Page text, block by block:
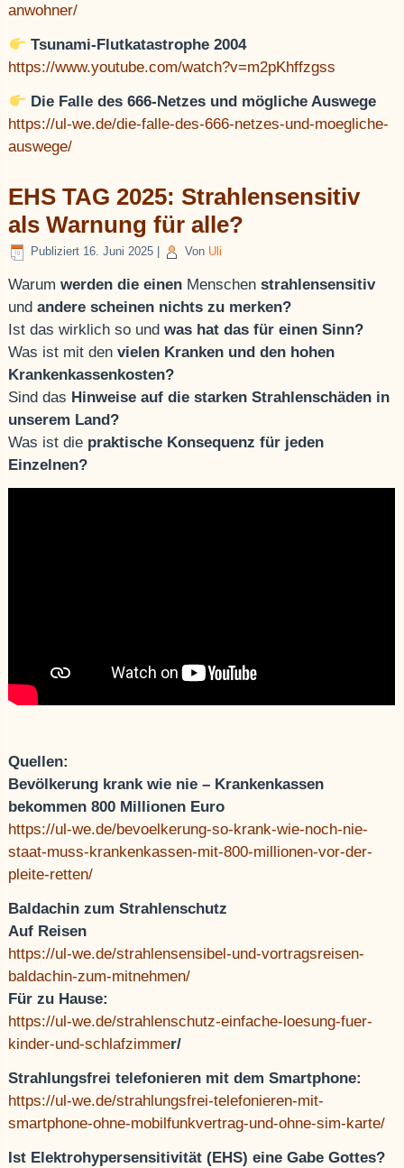
anwohner/
Tsunami-Flutkatastrophe 2004
https://www.youtube.com/watch?v=m2pKhffzgss
Die Falle des 666-Netzes und mögliche Auswege
https://ul-we.de/die-falle-des-666-netzes-und-moegliche-
auswege/
EHS TAG 2025: Strahlensensitiv
als Warnung für alle?
Publiziert 16. Juni 2025 Von Uli
Warumwerden die einen Menschenstrahlensensitiv
undandere scheinen nichts zu merken?
Ist das wirklich so undwas hat das für einen Sinn?
Was ist mit denvielen Kranken und den hohen
Krankenkassenkosten?
Sind das Hinweise auf die starken Strahlenschäden in
unserem Land?
Was ist die praktische Konsequenz für jeden
Einzelnen?
Quellen:
Bevölkerung krank wie nie – Krankenkassen
bekommen 800 Millionen Euro
https://ul-we.de/bevoelkerung-so-krank-wie-noch-nie-
staat-muss-krankenkassen-mit-800-millionen-vor-der-
pleite-retten/
Baldachin zum Strahlenschutz
Auf Reisen
https://ul-we.de/strahlensensibel-und-vortragsreisen-
baldachin-zum-mitnehmen/
Für zu Hause:
https://ul-we.de/strahlenschutz-einfache-loesung-fuer-
kinder-und-schlafzimmer/
Strahlungsfrei telefonieren mit dem Smartphone:
https://ul-we.de/strahlungsfrei-telefonieren-mit-
smartphone-ohne-mobilfunkvertrag-und-ohne-sim-karte/
Ist Elektrohypersensitivität (EHS) eine Gabe Gottes?